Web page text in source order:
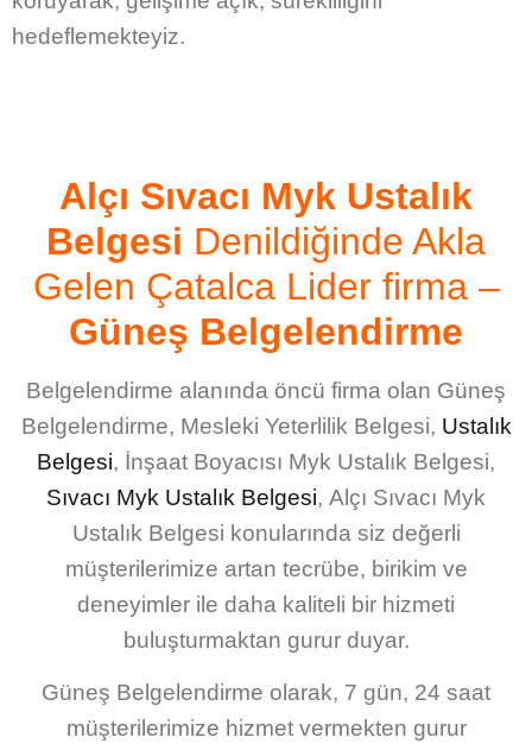
hedeflemekteyiz.
Alçı Sıvacı Myk Ustalık
Belgesi Denildiğinde Akla
Gelen Çatalca Lider firma –
Güneş Belgelendirme
Belgelendirme alanında öncü firma olan Güneş
Belgelendirme, Mesleki Yeterlilik Belgesi, Ustalık
Belgesi, İnşaat Boyacısı Myk Ustalık Belgesi,
Sıvacı Myk Ustalık Belgesi, Alçı Sıvacı Myk
Ustalık Belgesi konularında siz değerli
müşterilerimize artan tecrübe, birikim ve
deneyimler ile daha kaliteli bir hizmeti
buluşturmaktan gurur duyar.
Güneş Belgelendirme olarak, 7 gün, 24 saat
müşterilerimize hizmet vermekten gurur